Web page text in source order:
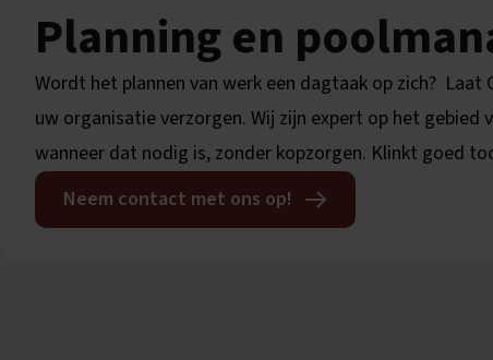
Planning en
Wordt het plannen van werk een dagtaak op zich?
uw organisatie verzorgen. Wij zijn expert op het gebied
wanneer dat nodig is, zonder kopzorgen. Klinkt goed
Neem contact met ons op!